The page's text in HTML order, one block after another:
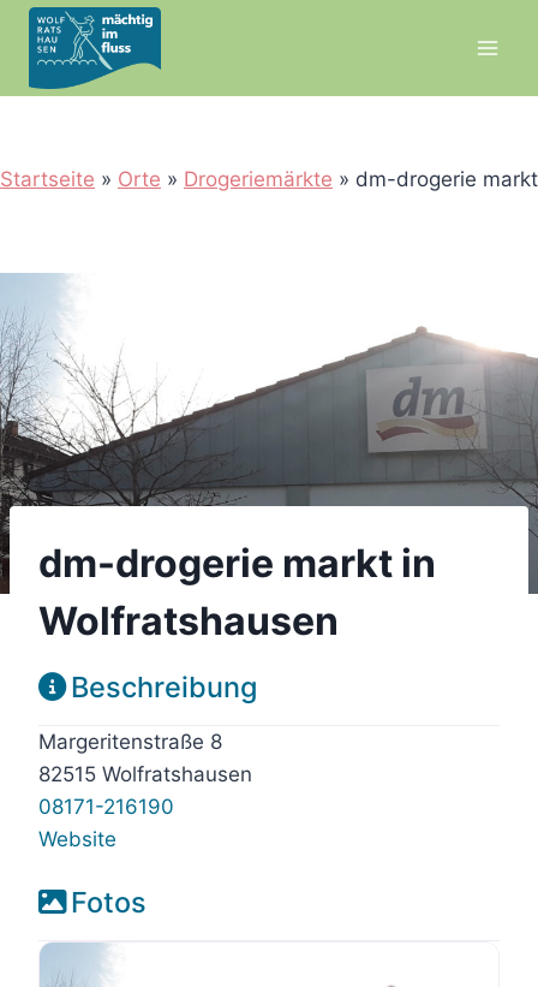
Zum
Inhalt
springen
Startseite » Orte » Drogeriemärkte » dm-drogerie markt
dm-drogerie markt in
Wolfratshausen
Beschreibung
Margeritenstraße 8
82515 Wolfratshausen
08171-216190
Website
Fotos